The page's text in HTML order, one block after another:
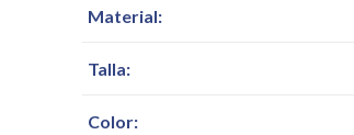
Material:
Talla:
Color: